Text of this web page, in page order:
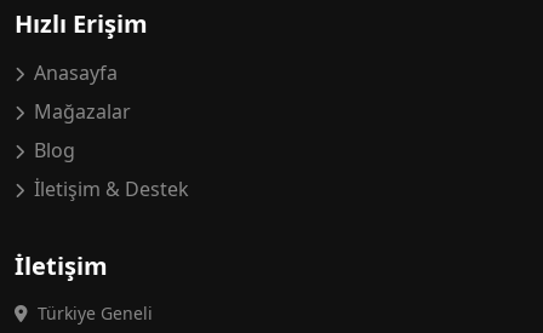
Hızlı Erişim
Anasayfa
Mağazalar
Blog
İletişim & Destek
İletişim
Türkiye Geneli